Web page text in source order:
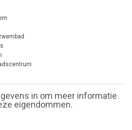
in om meer informatie
eigendommen.